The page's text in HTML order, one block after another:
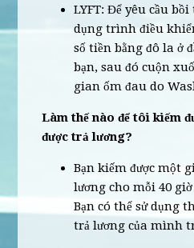
LYFT: Để yêu cầu
dụng trình điều
số tiền bằng đô la ở
bạn, sau đó cuộn
gian ốm đau do
Làm thế nào để tôi kiếm
được trả lương?
Bạn kiếm được một
lương cho mỗi 40
Bạn có thể sử dụng
trả lương của mình